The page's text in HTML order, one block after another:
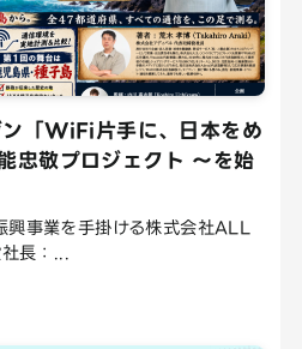
ン「WiFi片手に、日本をめ
忠敬プロジェクト 〜を始
興事業を手掛ける株式会社ALL
長：...